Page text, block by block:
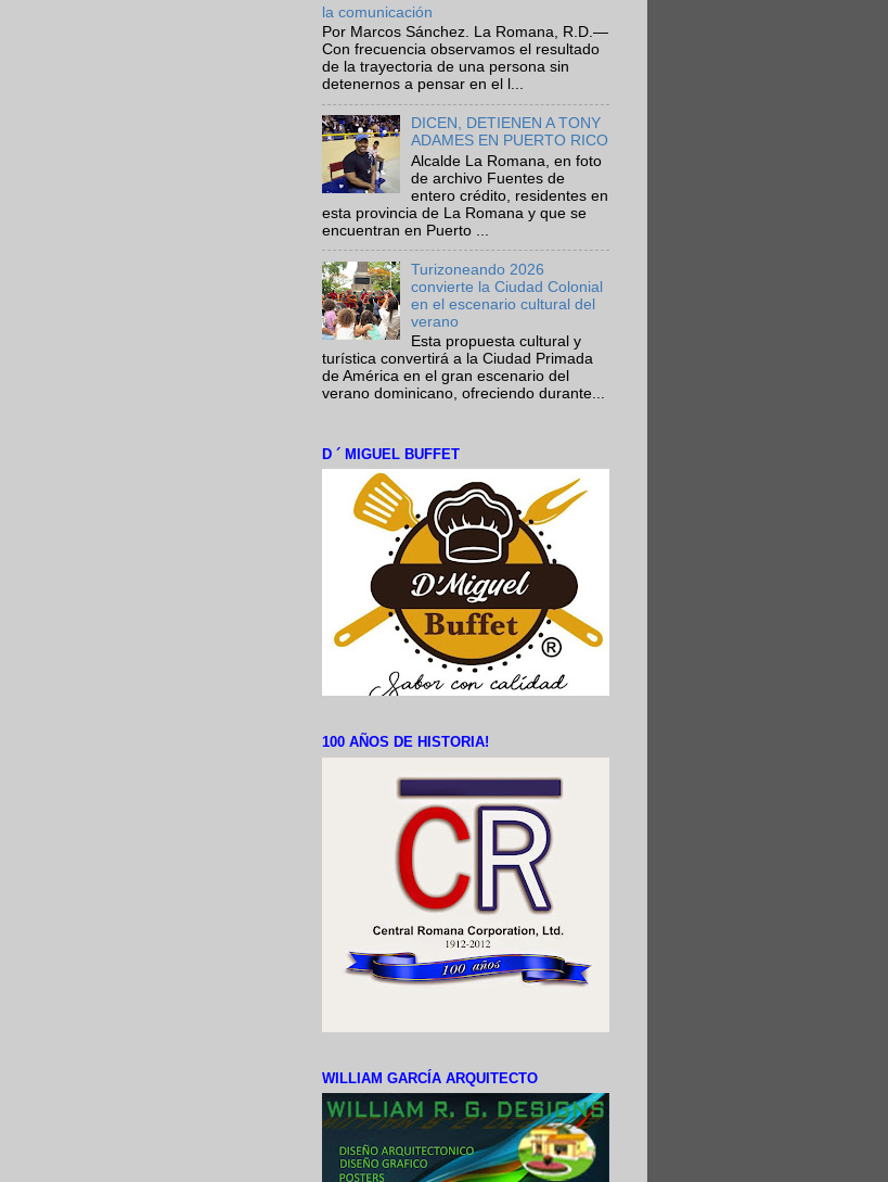
la comunicación
Por Marcos Sánchez. La Romana, R.D.—
Con frecuencia observamos el resultado
de la trayectoria de una persona sin
detenernos a pensar en el l...
DICEN, DETIENEN A TONY
ADAMES EN PUERTO RICO
Alcalde La Romana, en foto
de archivo Fuentes de
entero crédito, residentes en
esta provincia de La Romana y que se
encuentran en Puerto ...
Turizoneando 2026
convierte la Ciudad Colonial
en el escenario cultural del
verano
Esta propuesta cultural y
turística convertirá a la Ciudad Primada
de América en el gran escenario del
verano dominicano, ofreciendo durante...
D ´ MIGUEL BUFFET
100 AÑOS DE HISTORIA!
WILLIAM GARCÍA ARQUITECTO